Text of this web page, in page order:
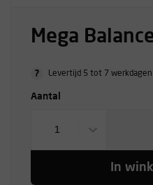
Mega
? Levertijd 5 tot 7 werkdagen
Aantal
1
In